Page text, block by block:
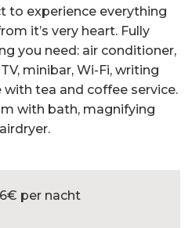
to experience everything
it’s very heart. Fully
you need: air conditioner,
minibar, Wi-Fi, writing
tea and coffee service.
with bath, magnifying
per nacht